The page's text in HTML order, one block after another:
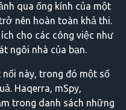
ANH
ẤY
qua ống kính của một
nên hoàn toàn khả thi.
cho các công việc như
ngôi nhà của bạn.
này, trong đó một số
Haqerra, mSpy,
trong danh sách những